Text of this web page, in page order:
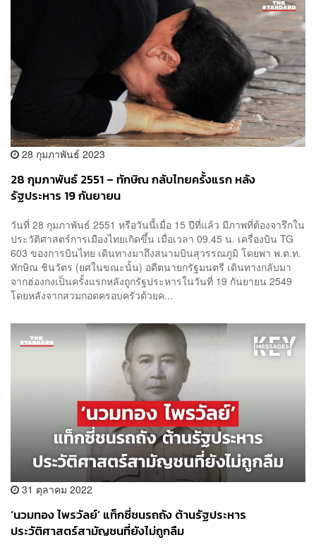
28 กุมภาพันธ์ 2023
28 กุมภาพันธ์ 2551 – ทักษิณ กลับไทยครั้งแรก หลัง
รัฐประหาร 19 กันยายน
วันที่ 28 กุมภาพันธ์ 2551 หรือวันนี้เมื่อ 15 ปีที่แล้ว มีภาพที่ต้องจารึกใน
ประวัติศาสตร์การเมืองไทยเกิดขึ้น เมื่อเวลา 09.45 น. เครื่องบิน TG
603 ของการบินไทย เดินทางมาถึงสนามบินสุวรรณภูมิ โดยพา พ.ต.ท.
ทักษิณ ชินวัตร (ยศในขณะนั้น) อดีตนายกรัฐมนตรี เดินทางกลับมา
จากฮ่องกงเป็นครั้งแรกหลังถูกรัฐประหารในวันที่ 19 กันยายน 2549
โดยหลังจากสวมกอดครอบครัวด้วยค...
31 ตุลาคม 2022
‘นวมทอง ไพรวัลย์’ แท็กซี่ชนรถถัง ต้านรัฐประหาร
ประวัติศาสตร์สามัญชนที่ยังไม่ถูกลืม